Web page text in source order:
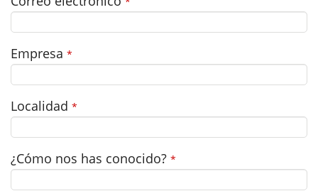
Empresa *
Localidad *
¿Cómo nos has conocido? *